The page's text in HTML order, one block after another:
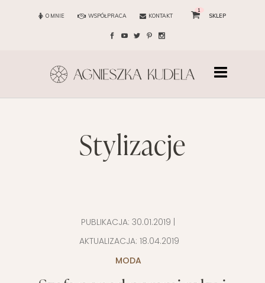
O MNIE WSPÓŁPRACA KONTAKT
1
SKLEP
stylizacje
PUBLIKACJA: 30.01.2019
AKTUALIZACJA: 18.04.2019
MODA